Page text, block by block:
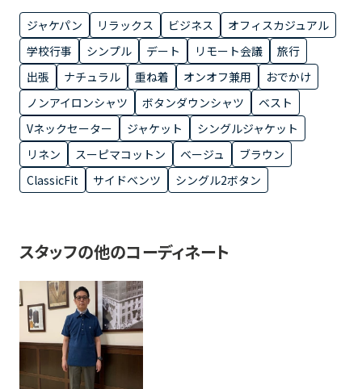
ジャケパン リラックス ビジネス
オフィスカジュアル
学校行事
シンプル デート リモート会議
旅行
出張
ナチュラル 重ね着 オンオフ兼用
おでかけ
ノンアイロンシャツ
ボタンダウンシャツ
ベスト
Vネックセーター
ジャケット
シングルジャケット
リネン
スーピマコットン ベージュ
ブラウン
ClassicFit
サイドベンツ シングル2ボタン
スタッフの他のコーディネート